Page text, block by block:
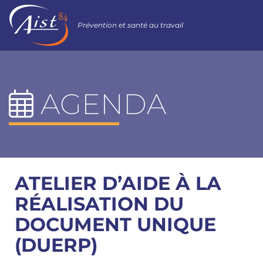
Prévention et santé au travail
AGENDA
ATELIER D’AIDE À LA
RÉALISATION DU
DOCUMENT UNIQUE
(DUERP)